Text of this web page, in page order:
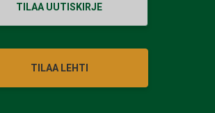
TILAA UUTISKIRJE
TILAA LEHTI